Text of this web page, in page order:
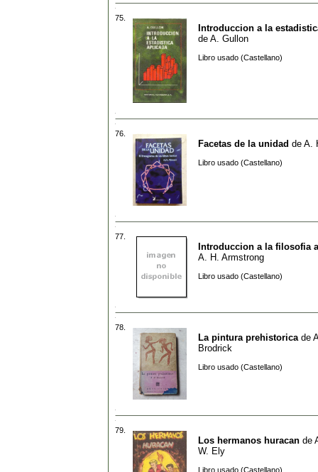
75.
Introduccion a la
de A. Gullon
Libro usado (Castellano)
76.
Facetas de la unidad de A.
Libro usado (Castellano)
77.
Introduccion a la filosofia
A. H. Armstrong
Libro usado (Castellano)
78.
La pintura prehistorica de
Brodrick
Libro usado (Castellano)
79.
Los hermanos huracan de
W. Ely
Libro usado (Castellano)